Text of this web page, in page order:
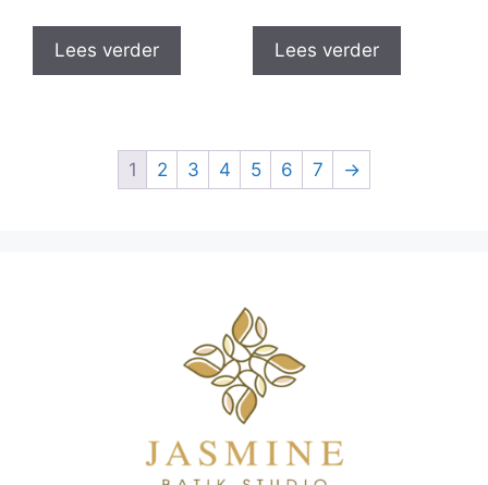
Lees verder Lees verder
1 2 3 4 5 6 7 →